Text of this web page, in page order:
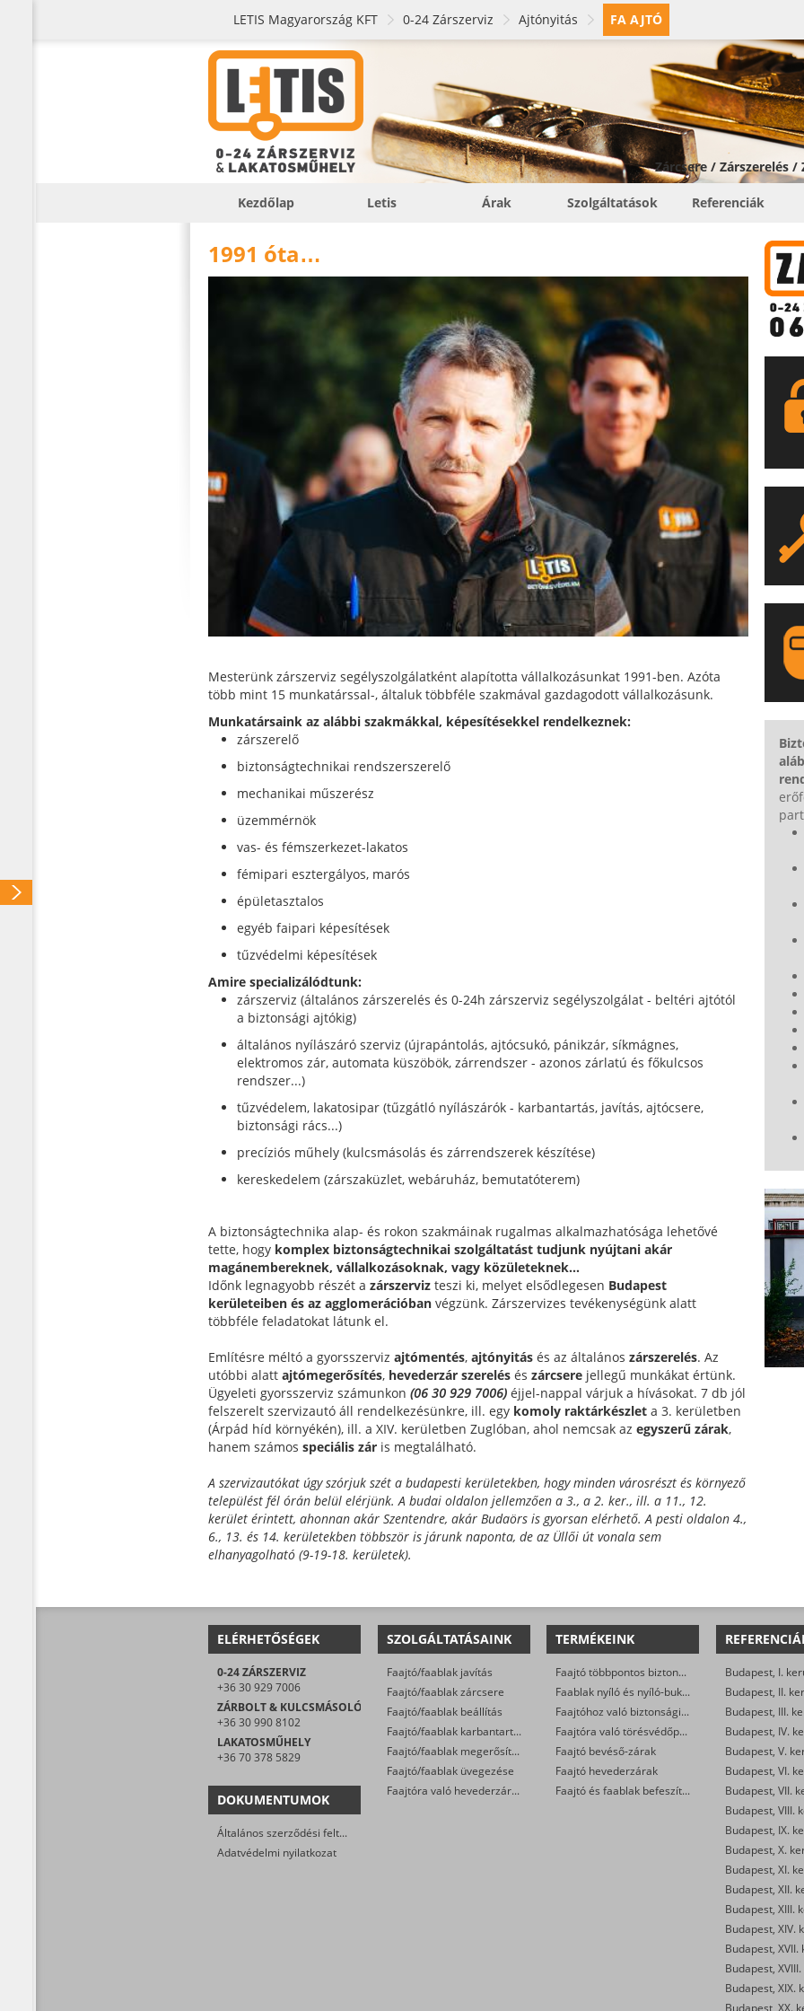
LETIS Magyarország KFT 0-24 Zárszerviz Ajtónyitás FA AJTÓ
Zárcsere / Zárszerelés
Kezdőlap Letis Árak Szolgáltatások Referenciák
1991 óta…
Mesterünk zárszerviz segélyszolgálatként alapította vállalkozásunkat 1991-ben. Azóta
több mint 15 munkatárssal-, általuk többféle szakmával gazdagodott vállalkozásunk.
Munkatársaink az alábbi szakmákkal, képesítésekkel rendelkeznek:
zárszerelő
biztonságtechnikai rendszerszerelő
mechanikai műszerész
üzemmérnök
vas- és fémszerkezet-lakatos
fémipari esztergályos, marós
épületasztalos
egyéb faipari képesítések
tűzvédelmi képesítések
Amire specializálódtunk:
zárszerviz (általános zárszerelés és 0-24h zárszerviz segélyszolgálat - beltéri ajtótól
a biztonsági ajtókig)
általános nyílászáró szerviz (újrapántolás, ajtócsukó, pánikzár, síkmágnes,
elektromos zár, automata küszöbök, zárrendszer - azonos zárlatú és főkulcsos
rendszer...)
tűzvédelem, lakatosipar (tűzgátló nyílászárók - karbantartás, javítás, ajtócsere,
biztonsági rács...)
precíziós műhely (kulcsmásolás és zárrendszerek készítése)
kereskedelem (zárszaküzlet, webáruház, bemutatóterem)
A biztonságtechnika alap- és rokon szakmáinak rugalmas alkalmazhatósága lehetővé
tette, hogy komplex biztonságtechnikai szolgáltatást tudjunk nyújtani akár
magánembereknek, vállalkozásoknak, vagy közületeknek...
Időnk legnagyobb részét a zárszerviz teszi ki, melyet elsődlegesen Budapest
kerületeiben és az agglomerációban végzünk. Zárszervizes tevékenységünk alatt
többféle feladatokat látunk el.
Említésre méltó a gyorsszerviz ajtómentés, ajtónyitás és az általános zárszerelés. Az
utóbbi alatt ajtómegerősítés, hevederzár szerelés és zárcsere jellegű munkákat értünk.
Ügyeleti gyorsszerviz számunkon (06 30 929 7006) éjjel-nappal várjuk a hívásokat. 7 db jól
felszerelt szervizautó áll rendelkezésünkre, ill. egy komoly raktárkészlet a 3. kerületben
(Árpád híd környékén), ill. a XIV. kerületben Zuglóban, ahol nemcsak az egyszerű zárak,
hanem számos speciális zár is megtalálható.
A szervizautókat úgy szórjuk szét a budapesti kerületekben, hogy minden városrészt és környező
települést fél órán belül elérjünk. A budai oldalon jellemzően a 3., a 2. ker., ill. a 11., 12.
kerület érintett, ahonnan akár Szentendre, akár Budaörs is gyorsan elérhető. A pesti oldalon 4.,
6., 13. és 14. kerületekben többször is járunk naponta, de az Üllői út vonala sem
elhanyagolható (9-19-18. kerületek).
ELÉRHETŐSÉGEK
0-24 ZÁRSZERVIZ
+36 30 929 7006
ZÁRBOLT & KULCSMÁSOLÓ
+36 30 990 8102
LAKATOSMŰHELY
+36 70 378 5829
DOKUMENTUMOK
Általános szerződési feltételek
Adatvédelmi nyilatkozat
SZOLGÁLTATÁSAINK
Faajtó/faablak javítás
Faajtó/faablak zárcsere
Faajtó/faablak beállítás
Faajtó/faablak karbantartás
Faajtó/faablak megerősítése
Faajtó/faablak üvegezése
Faajtóra való hevederzár szerelés
TERMÉKEINK
Faajtó többpontos biztonsági zárak (kilincsemelős és cilinderműködtetésű)
Faablak nyíló és nyíló-bukó zárak
Faajtóhoz való biztonsági zárbetétek
Faajtóra való törésvédőpajzs, kilincsgarnitúra
Faajtó bevéső-zárak
Faajtó hevederzárak
Faajtó és faablak befeszítés-gátlók
Budapest, I.
Budapest, II.
Budapest, III.
Budapest, IV.
Budapest, V.
Budapest, VI.
Budapest, VII.
Budapest, VIII.
Budapest, IX.
Budapest, X.
Budapest, XI.
Budapest, XII.
Budapest, XIII.
Budapest, XIV.
Budapest, XVII.
Budapest,
Budapest, XIX.
Budapest, XX.